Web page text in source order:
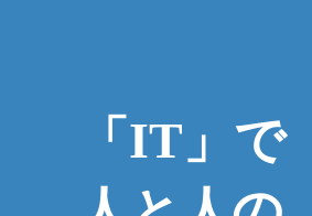
「IT」で